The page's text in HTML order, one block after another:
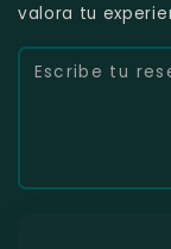
valora tu